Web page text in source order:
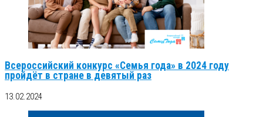
Всероссийский конкурс «Семья года» в 2024 году
пройдёт в стране в девятый раз
13.02.2024